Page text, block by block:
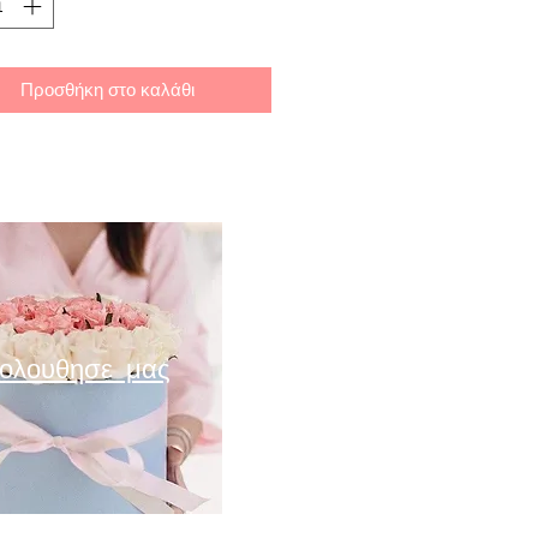
Προσθήκη στο καλάθι
μας